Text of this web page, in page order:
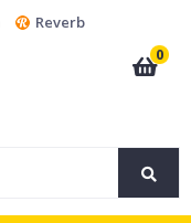
Reverb
0